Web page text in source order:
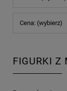
Cena: (wybierz)
FIGURKI Z